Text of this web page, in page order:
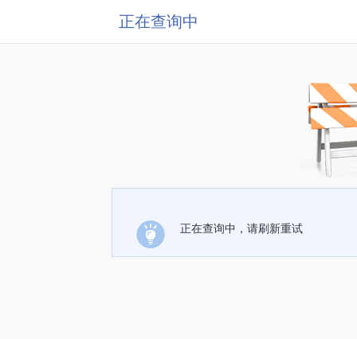
正在查询中
正在查询中，请刷新重试